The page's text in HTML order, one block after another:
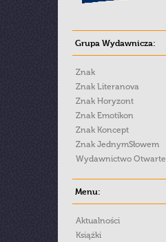
Grupa Wydawnicza:
Znak
Znak Literanova
Znak Horyzont
Znak Emotikon
Znak Koncept
Znak JednymSłowem
Wydawnictwo Otwarte
Menu:
Aktualności
Książki